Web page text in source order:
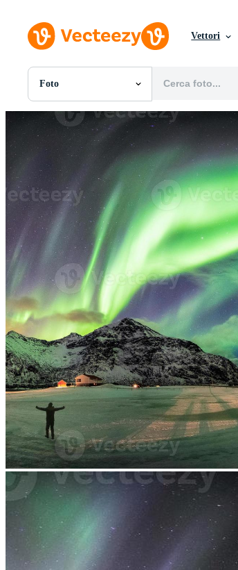
Vettori
Foto
Tutte Immagini
Foto
PNGs
PSDs
Modelli
Vettori
Videos
Motion graphics
Immagini Editoriali
Eventi Editoriali